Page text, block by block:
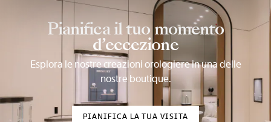
Pianifica il tuo momento
d’eccezione
Esplora le nostre creazioni orologiere in una delle
nostre boutique.
PIANIFICA LA TUA VISITA